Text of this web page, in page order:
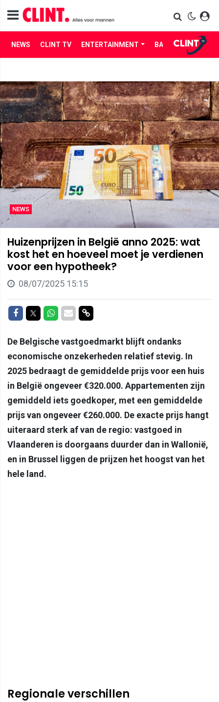
NEWS CLINT TV ENTERTAINMENT BABES LIFE
NEWS
Huizenprijzen in België anno 2025: wat
kost het en hoeveel moet je verdienen
voor een hypotheek?
08/07/2025 15:15
Delen op Facebook
Delen op Twitter
Delen op Whatsapp
Delen via Mail
Delen via link
De Belgische vastgoedmarkt blijft ondanks
economische onzekerheden relatief stevig. In
2025 bedraagt de gemiddelde prijs voor een huis
in België ongeveer €320.000. Appartementen zijn
gemiddeld iets goedkoper, met een gemiddelde
prijs van ongeveer €260.000. De exacte prijs hangt
uiteraard sterk af van de regio: vastgoed in
Vlaanderen is doorgaans duurder dan in Wallonië,
en in Brussel liggen de prijzen het hoogst van het
hele land.
Regionale verschillen